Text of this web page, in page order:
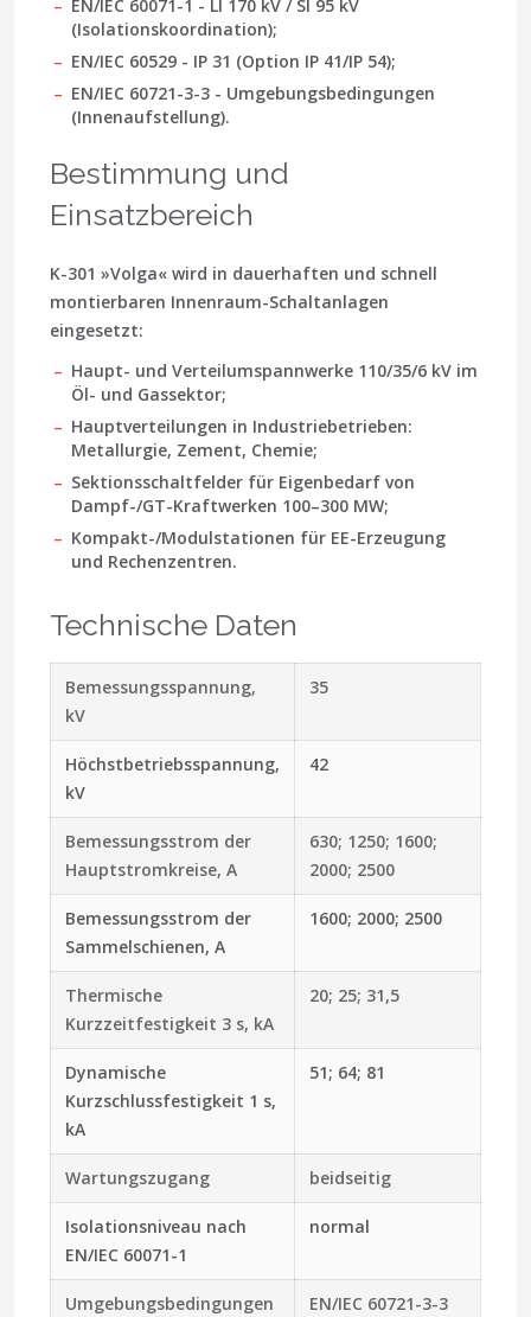
EN/IEC 60071-1 - LI 170 kV / SI 95 kV
(Isolationskoordination);
EN/IEC 60529 - IP 31 (Option IP 41/IP 54);
EN/IEC 60721-3-3 - Umgebungsbedingungen
(Innenaufstellung).
Bestimmung und
Einsatzbereich
K-301 »Volga« wird in dauerhaften und schnell
montierbaren Innenraum-Schaltanlagen
eingesetzt:
Haupt- und Verteilumspannwerke 110/35/6 kV im
Öl- und Gassektor;
Hauptverteilungen in Industriebetrieben:
Metallurgie, Zement, Chemie;
Sektionsschaltfelder für Eigenbedarf von
Dampf-/GT-Kraftwerken 100–300 MW;
Kompakt-/Modulstationen für EE-Erzeugung
und Rechenzentren.
Technische Daten
Bemessungsspannung,
kV
35
Höchstbetriebsspannung,
kV
42
Bemessungsstrom der
Hauptstromkreise, A
630; 1250; 1600;
2000; 2500
Bemessungsstrom der
Sammelschienen, A
1600; 2000; 2500
Thermische
Kurzzeitfestigkeit 3 s, kA
20; 25; 31,5
Dynamische
Kurzschlussfestigkeit 1 s,
kA
51; 64; 81
Wartungszugang beidseitig
Isolationsniveau nach
EN/IEC 60071-1
normal
Umgebungsbedingungen EN/IEC 60721-3-3